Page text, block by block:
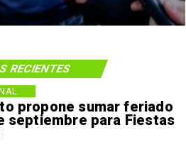
propone sumar feriado
septiembre para Fiestas
RECIENTES